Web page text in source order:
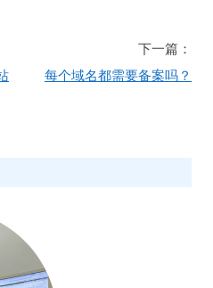
下一篇：
每个域名都需要备案吗？